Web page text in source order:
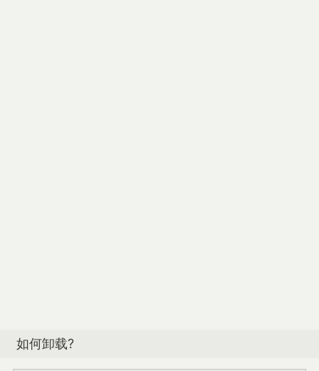
如何卸载?